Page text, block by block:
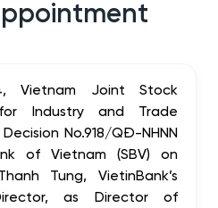
Vietnam Joint Stock
Industry and Trade
No.918/QĐ-NHNN
of Vietnam (SBV) on
Tung, VietinBank’s
as Director of